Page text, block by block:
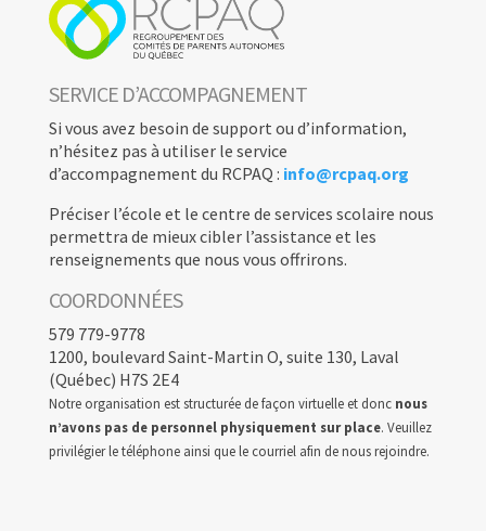
SERVICE D’ACCOMPAGNEMENT
Si vous avez besoin de support ou d’information,
n’hésitez pas à utiliser le service
d’accompagnement du RCPAQ : info@rcpaq.org
Préciser l’école et le centre de services scolaire nous
permettra de mieux cibler l’assistance et les
renseignements que nous vous offrirons.
COORDONNÉES
579 779-9778
1200, boulevard Saint-Martin O, suite 130, Laval
(Québec) H7S 2E4
Notre organisation est structurée de façon virtuelle et donc nous
n’avons pas de personnel physiquement sur place. Veuillez
privilégier le téléphone ainsi que le courriel afin de nous rejoindre.